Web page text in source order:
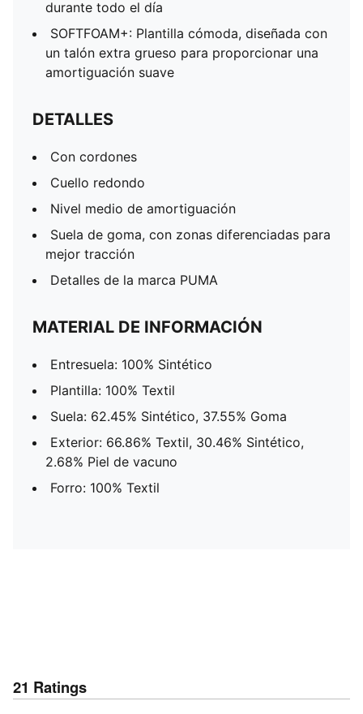
durante todo el día
SOFTFOAM+: Plantilla cómoda, diseñada con
un talón extra grueso para proporcionar una
amortiguación suave
DETALLES
Con cordones
Cuello redondo
Nivel medio de amortiguación
Suela de goma, con zonas diferenciadas para
mejor tracción
Detalles de la marca PUMA
MATERIAL DE INFORMACIÓN
Entresuela: 100% Sintético
Plantilla: 100% Textil
Suela: 62.45% Sintético, 37.55% Goma
Exterior: 66.86% Textil, 30.46% Sintético,
2.68% Piel de vacuno
Forro: 100% Textil
21 Ratings